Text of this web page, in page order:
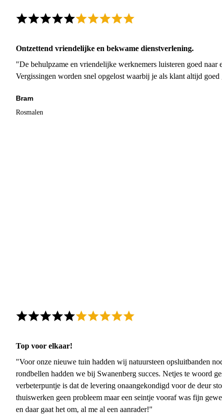
Ontzettend vriendelijke en bekwame dienstverlening.
"De behulpzame en vriendelijke werknemers luisteren goed naar
Vergissingen worden snel opgelost waarbij je als klant altijd
Bram
Rosmalen
Top voor elkaar!
"Voor onze nieuwe tuin hadden wij natuursteen opsluitbanden
rondbellen hadden we bij Swanenberg succes. Netjes te woord
verbeterpuntje is dat de levering onaangekondigd voor de deur
thuiswerken geen probleem maar een seintje vooraf was fijn
en daar gaat het om, al me al een aanrader!"